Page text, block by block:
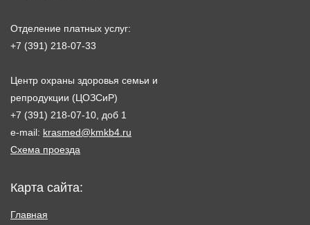
Отделение платных услуг:
+7 (391) 218-07-33
Центр охраны здоровья семьи и
репродукции (ЦОЗСиР)
+7 (391) 218-07-10, доб 1
e-mail: krasmed@kmkb4.ru
Схема проезда
Карта сайта:
Главная